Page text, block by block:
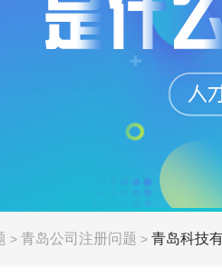
> 青岛公司注册问题 > 青岛科技